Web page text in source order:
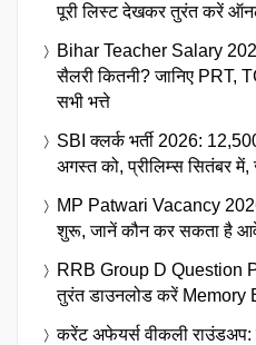
पूरी लिस्ट देखकर तुरंत करें
Bihar Teacher Salary
सैलरी कितनी? जानिए PRT,
सभी भत्ते
SBI क्लर्क भर्ती 2026:
अगस्त को, प्रीलिम्स सितंबर में,
MP Patwari Vacancy
शुरू, जानें कौन कर सकता है
RRB Group D Question
तुरंत डाउनलोड करें Memory
करेंट अफेयर्स वीकली राउंडअप: